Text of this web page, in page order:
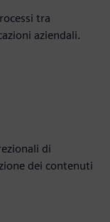
tra
aziendali.
di
dei contenuti